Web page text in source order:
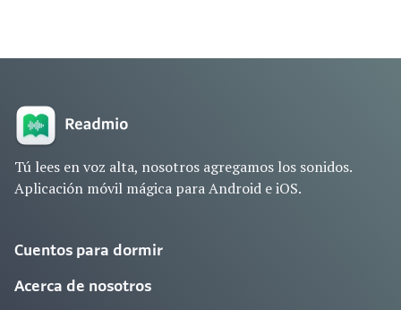
Tú lees en voz alta, nosotros agregamos los sonidos.
Aplicación móvil mágica para Android e iOS.
Cuentos para dormir
Acerca de nosotros